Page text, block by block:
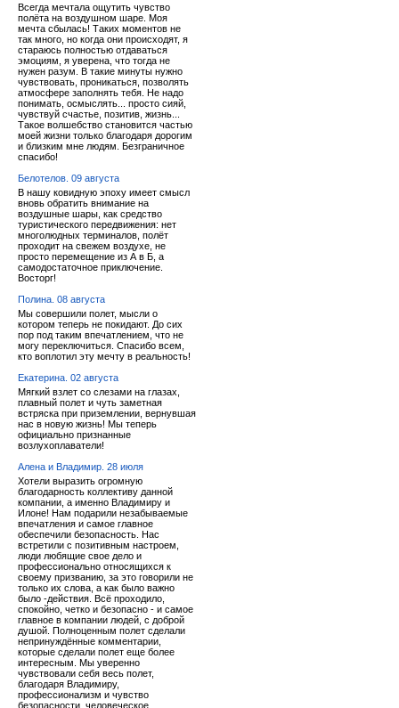
Всегда мечтала ощутить чувство
полёта на воздушном шаре. Моя
мечта сбылась! Таких моментов не
так много, но когда они происходят, я
стараюсь полностью отдаваться
эмоциям, я уверена, что тогда не
нужен разум. В такие минуты нужно
чувствовать, проникаться, позволять
атмосфере заполнять тебя. Не надо
понимать, осмыслять... просто сияй,
чувствуй счастье, позитив, жизнь...
Такое волшебство становится частью
моей жизни только благодаря дорогим
и близким мне людям. Безграничное
спасибо!
Белотелов. 09 августа
В нашу ковидную эпоху имеет смысл
вновь обратить внимание на
воздушные шары, как средство
туристического передвижения: нет
многолюдных терминалов, полёт
проходит на свежем воздухе, не
просто перемещение из А в Б, а
самодостаточное приключение.
Восторг!
Полина. 08 августа
Мы совершили полет, мысли о
котором теперь не покидают. До сих
пор под таким впечатлением, что не
могу переключиться. Спасибо всем,
кто воплотил эту мечту в реальность!
Екатерина. 02 августа
Мягкий взлет со слезами на глазах,
плавный полет и чуть заметная
встряска при приземлении, вернувшая
нас в новую жизнь! Мы теперь
официально признанные
возлухоплаватели!
Алена и Владимир. 28 июля
Хотели выразить огромную
благодарность коллективу данной
компании, а именно Владимиру и
Илоне! Нам подарили незабываемые
впечатления и самое главное
обеспечили безопасность. Нас
встретили с позитивным настроем,
люди любящие свое дело и
профессионально относящихся к
своему призванию, за это говорили не
только их слова, а как было важно
было -действия. Всё проходило,
спокойно, четко и безопасно - и самое
главное в компании людей, с доброй
душой. Полноценным полет сделали
непринуждённые комментарии,
которые сделали полет еще более
интересным. Мы уверенно
чувствовали себя весь полет,
благодаря Владимиру,
профессионализм и чувство
безопасности, человеческое